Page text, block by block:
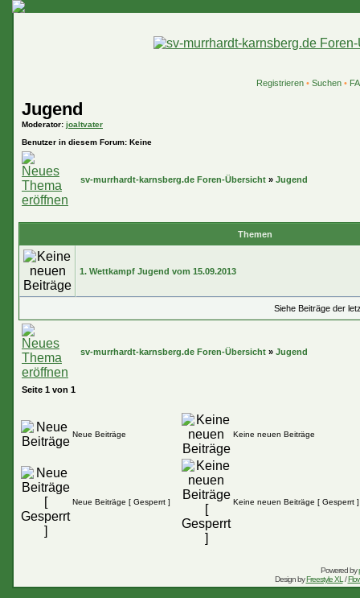
Registrieren• Suchen•
Jugend
Moderator: joaltvater
Benutzer in diesem Forum: Keine
sv-murrhardt-karnsberg.de Foren-Übersicht » Jugend
Themen
1. Wettkampf Jugend vom 15.09.2013
Siehe Beiträge der
sv-murrhardt-karnsberg.de Foren-Übersicht » Jugend
Seite 1 von 1
Neue Beiträge Keine neuen Beiträge
Neue Beiträge [ Gesperrt ] Keine neuen Beiträge [ Gesperrt ]
Powered by
Design byFreestyle XL /